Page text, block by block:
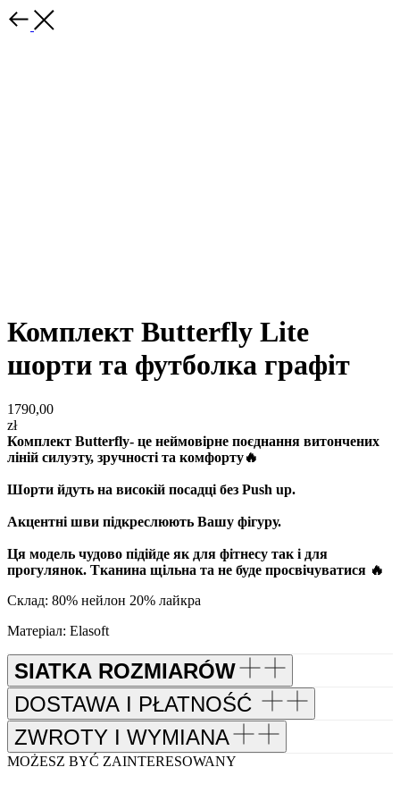
Комплект Butterfly Lite
шорти та футболка графіт
1790,00
zł
Комплект Butterfly- це неймовірне поєднання витончених
ліній силуэту, зручності та комфорту🔥
Шорти йдуть на високій посадці без Push up.
Акцентні шви підкреслюють Вашу фігуру.
Ця модель чудово підійде як для фітнесу так і для
прогулянок. Тканина щільна та не буде просвічуватися 🔥
Склад: 80% нейлон 20% лайкра
Матеріал: Elasoft
SIATKA ROZMIARÓW
DOSTAWA I PŁATNOŚĆ
ZWROTY I WYMIANA
MOŻESZ BYĆ ZAINTERESOWANY